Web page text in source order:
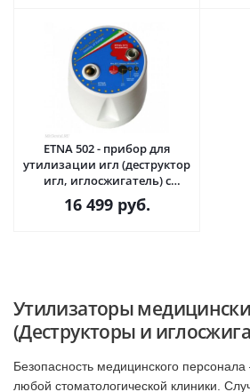
ETNA 502 - прибор для
утилизации игл (деструктор
игл, иглосжигатель) с
функцией подогрева для
карпул · Diagram S.r.l.
16 499руб.
Утилизаторы
(Деструкторы и
Безопасность медицинского
любой стоматологической клиники.